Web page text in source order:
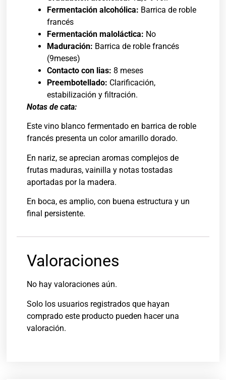
Fermentación alcohólica: Barrica de roble
francés
Fermentación maloláctica: No
Maduración: Barrica de roble francés
(9meses)
Contacto con lias: 8 meses
Preembotellado: Clarificación,
estabilización y filtración.
Notas de cata:
Este vino blanco fermentado en barrica de roble
francés presenta un color amarillo dorado.
En nariz, se aprecian aromas complejos de
frutas maduras, vainilla y notas tostadas
aportadas por la madera.
En boca, es amplio, con buena estructura y un
final persistente.
Valoraciones
No hay valoraciones aún.
Solo los usuarios registrados que hayan
comprado este producto pueden hacer una
valoración.